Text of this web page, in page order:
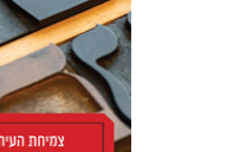
הנחת